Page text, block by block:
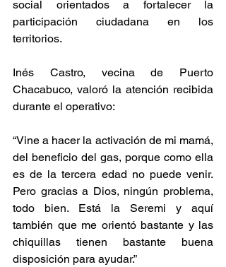
social orientados a fortalecer la
participación ciudadana en los
territorios.
Inés Castro, vecina de Puerto
Chacabuco, valoró la atención recibida
durante el operativo:
“Vine a hacer la activación de mi mamá,
del beneficio del gas, porque como ella
es de la tercera edad no puede venir.
Pero gracias a Dios, ningún problema,
todo bien. Está la Seremi y aquí
también que me orientó bastante y las
chiquillas tienen bastante buena
disposición para ayudar.”